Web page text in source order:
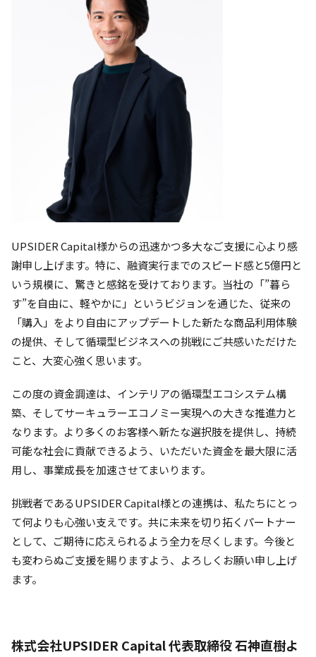
UPSIDER Capital様からの迅速かつ多大なご支援に心より感
謝申し上げます。特に、融資実行までのスピード感と5億円と
いう規模に、驚きと感銘を受けております。当社の「”暮ら
す”を自由に、軽やかに」というビジョンを通じた、従来の
「購入」をより自由にアップデートした新たな商品利用体験
の提供、そして循環型ビジネスへの挑戦にご共感いただけた
こと、大変心強く思います。
この度の資金調達は、インテリアの循環型エコシステム構
築、そしてサーキュラーエコノミー実現への大きな推進力と
なります。より多くのお客様へ新たな選択肢を提供し、持続
可能な社会に貢献できるよう、いただいた資金を最大限に活
用し、事業成長を加速させてまいります。
挑戦者であるUPSIDER Capital様との連携は、私たちにとっ
て何よりも心強い支えです。共に未来を切り拓くパートナー
として、ご期待に応えられるよう全力を尽くします。今後と
も変わらぬご支援を賜りますよう、よろしくお願い申し上げ
ます。
株式会社UPSIDER Capital 代表取締役 石神直樹よ